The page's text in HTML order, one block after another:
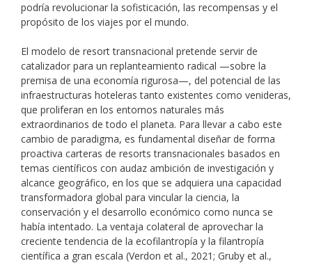
podría revolucionar la sofisticación, las recompensas y el
propósito de los viajes por el mundo.
El modelo de resort transnacional pretende servir de
catalizador para un replanteamiento radical —sobre la
premisa de una economía rigurosa—, del potencial de las
infraestructuras hoteleras tanto existentes como venideras,
que proliferan en los entornos naturales más
extraordinarios de todo el planeta. Para llevar a cabo este
cambio de paradigma, es fundamental diseñar de forma
proactiva carteras de resorts transnacionales basados en
temas científicos con audaz ambición de investigación y
alcance geográfico, en los que se adquiera una capacidad
transformadora global para vincular la ciencia, la
conservación y el desarrollo económico como nunca se
había intentado. La ventaja colateral de aprovechar la
creciente tendencia de la ecofilantropía y la filantropía
científica a gran escala (Verdon et al., 2021; Gruby et al.,